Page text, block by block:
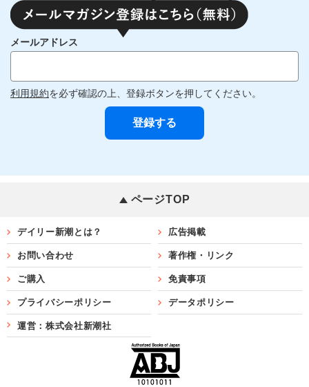
メールアドレス
利用規約を必ず確認の上、登録ボタンを押してください。
ページTOP
デイリー新潮とは？ 広告掲載
お問い合わせ 著作権・リンク
ご購入 免責事項
プライバシーポリシー データポリシー
運営：株式会社新潮社